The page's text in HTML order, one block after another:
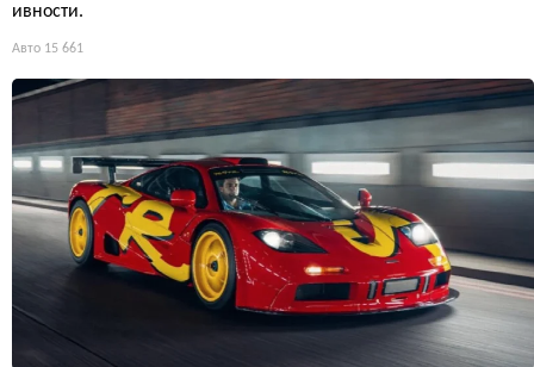
ивности.
Авто 15 661